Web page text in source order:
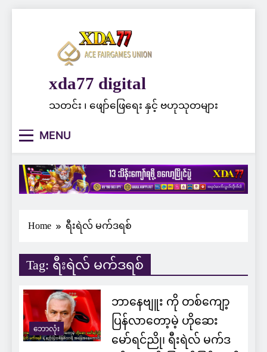
xda77 digital
သတင်း ၊ ဖျော်ဖြေရေး နှင့် ဗဟုသုတများ
MENU
Home ရီးရဲလ် မက်ဒရစ်
Tag: ရီးရဲလ် မက်ဒရစ်
ဘောလုံး
ဘာနေဗျူး ကို တစ်ကျော့
ပြန်လာတော့မဲ့ ဟိုဆေး
မော်ရင်ညို၊ ရီးရဲလ် မက်ဒ